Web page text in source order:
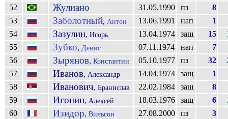
52
Жулиано 31.05.1990 пз
8
53
Заболотный, Антон 13.06.1991 нап
1
54
Зазулин, Игорь 13.04.1974 защ 15
55
Зубко, Денис 07.11.1974 нап
7
56
Зырянов, Константин 05.10.1977 пз 32
57
Иванов, Александр 14.04.1974 защ
1
58
Иванович, Бранислав 22.02.1984 защ
8
59
Игонин, Алексей 18.03.1976 защ 6
60
Изидор, Вильсон 27.08.2000 пз
3